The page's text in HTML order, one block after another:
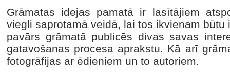
Grāmatas idejas pamatā ir lasītājiem
viegli saprotamā veidā, lai tos ikvienam
pavārs grāmatā publicēs divas savas
gatavošanas procesa aprakstu. Kā arī
fotogrāfijas ar ēdieniem un to autoriem.